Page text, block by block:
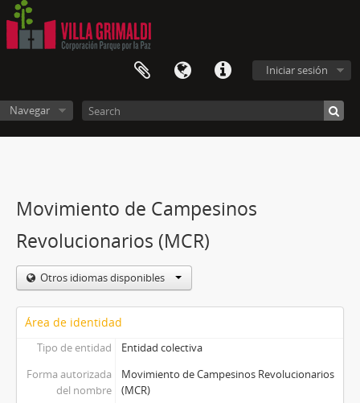
Iniciar sesión
Navegar
Movimiento de Campesinos
Revolucionarios (MCR)
Otros idiomas disponibles
Área de identidad
Tipo de entidad
Entidad colectiva
Forma autorizada
del nombre
Movimiento de Campesinos Revolucionarios
(MCR)